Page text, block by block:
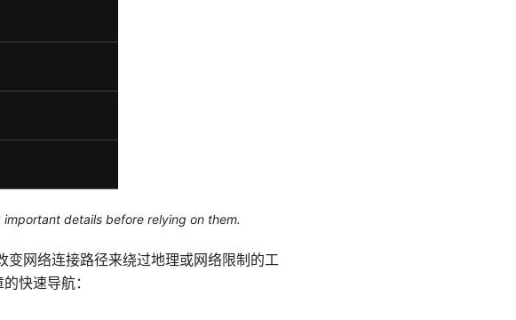
details before relying on them.
网络连接路径来绕过地理或网络限制的工
快速导航：